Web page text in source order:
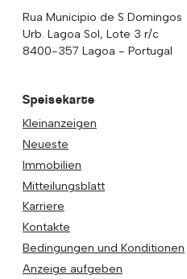
Rua Municipio de S Domingos
Urb. Lagoa Sol, Lote 3 r/c
8400-357 Lagoa - Portugal
Speisekarte
Kleinanzeigen
Neueste
Immobilien
Mitteilungsblatt
Karriere
Kontakte
Bedingungen und Konditionen
Anzeige aufgeben